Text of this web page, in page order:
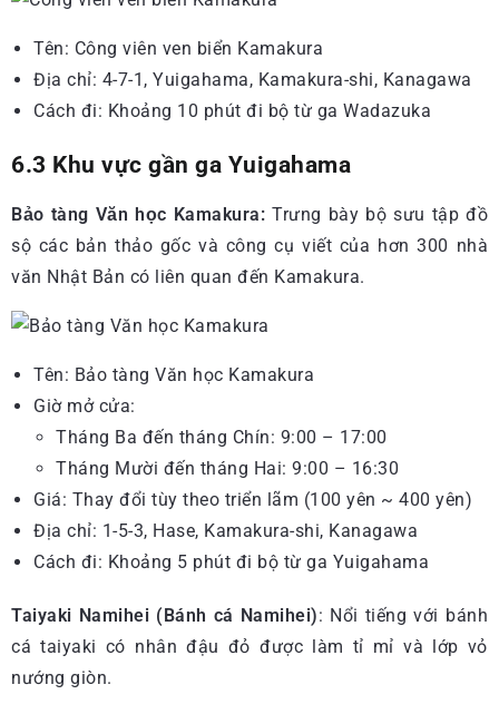
Tên: Công viên ven biển Kamakura
Địa chỉ: 4-7-1, Yuigahama, Kamakura-shi, Kanagawa
Cách đi: Khoảng 10 phút đi bộ từ ga Wadazuka
6.3 Khu vực gần ga Yuigahama
Bảo tàng Văn học Kamakura: Trưng bày bộ sưu tập đồ
sộ các bản thảo gốc và công cụ viết của hơn 300 nhà
văn Nhật Bản có liên quan đến Kamakura.
Tên: Bảo tàng Văn học Kamakura
Giờ mở cửa:
Tháng Ba đến tháng Chín: 9:00 – 17:00
Tháng Mười đến tháng Hai: 9:00 – 16:30
Giá: Thay đổi tùy theo triển lãm (100 yên ~ 400 yên)
Địa chỉ: 1-5-3, Hase, Kamakura-shi, Kanagawa
Cách đi: Khoảng 5 phút đi bộ từ ga Yuigahama
Taiyaki Namihei (Bánh cá Namihei): Nổi tiếng với bánh
cá taiyaki có nhân đậu đỏ được làm tỉ mỉ và lớp vỏ
nướng giòn.